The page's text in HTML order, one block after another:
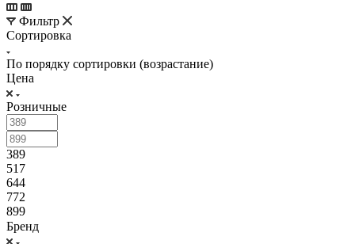
Фильтр
Сортировка
По порядку сортировки (возрастание)
Цена
Розничные
389
517
644
772
899
Бренд